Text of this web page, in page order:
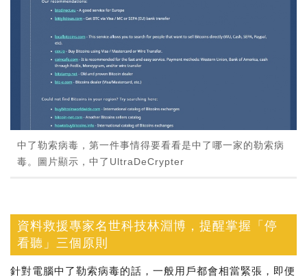
中了勒索病毒，第一件事情得要看看是中了哪一家的勒索病
毒。圖片顯示，中了UltraDeCrypter
資料救援專家名世科技林淵博，提醒掌握「停
看聽」三個原則
針對電腦中了勒索病毒的話，一般用戶都會相當緊張，即便